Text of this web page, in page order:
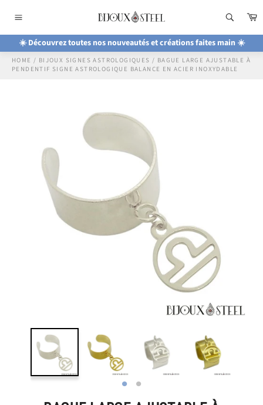
contenu
☀️ Découvrez toutes nos nouveautés et créations faites main ☀️
HOME / BIJOUX SIGNES ASTROLOGIQUES / BAGUE LARGE AJUSTABLE À
PENDENTIF SIGNE ASTROLOGIQUE BALANCE EN ACIER INOXYDABLE